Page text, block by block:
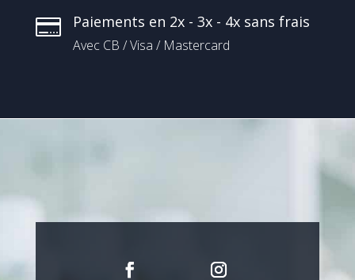
 Paiements en 2x - 3x - 4x sans frais
Avec CB / Visa / Mastercard